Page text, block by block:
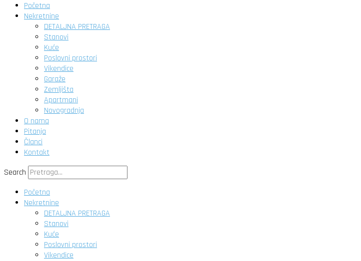
Početna
Nekretnine
DETALJNA PRETRAGA
Stanovi
Kuće
Poslovni prostori
Vikendice
Garaže
Zemljišta
Apartmani
Novogradnja
O nama
Pitanja
Članci
Kontakt
Search
Početna
Nekretnine
DETALJNA PRETRAGA
Stanovi
Kuće
Poslovni prostori
Vikendice